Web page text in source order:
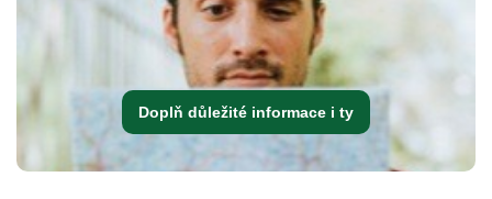
Doplň důležité informace i ty